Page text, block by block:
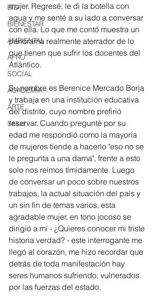
BID
BIENESTAR
AMBIENTAL
AFRO
SOCIAL
ACADEMIA
ARTE
Salud
mujer. Regresé, le di la botella con
agua y me senté a su lado a conversar
con ella. Lo que me contó muestra un
panorama realmente aterrador de lo
que tienen que sufrir los docentes del
Atlántico.
Su nombre es Berenice Mercado Borja
y trabaja en una institución educativa
del distrito, cuyo nombre prefirió
reservar. Cuando pregunté por su
edad me respondió como la mayoría
de mujeres tiende a hacerlo "eso no se
le pregunta a una dama", frente a esto
solo nos reímos tímidamente. Luego
de conversar un poco sobre nuestros
trabajos, la actual situación del país y
un sin fin de temas varios, esta
agradable mujer, en tono jocoso se
dirigió a mí - ¿Quieres conocer mi triste
historia verdad? - este interrogante me
llegó al corazón, me hizo recordar que
detrás de toda manifestación hay
seres humanos sufriendo, vulnerados
por las fuerzas del estado.